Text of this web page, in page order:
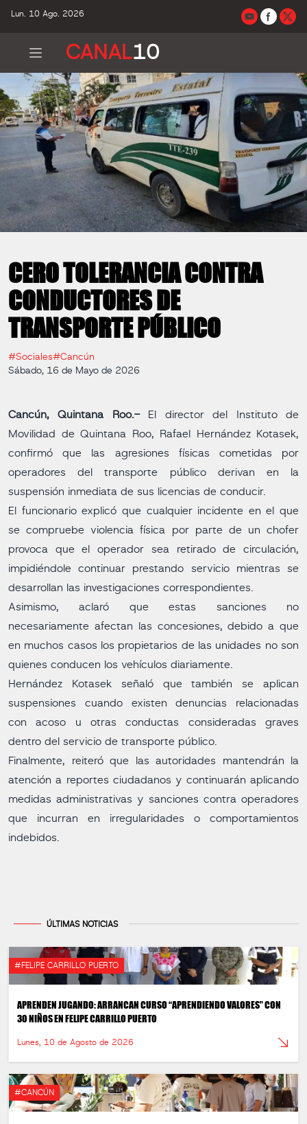
Lun. 10 Ago. 2026
CANAL10
CERO TOLERANCIA CONTRA
CONDUCTORES DE
TRANSPORTE PÚBLICO
#Sociales#Cancún
Sábado, 16 de Mayo de 2026
Cancún, Quintana Roo.-
El director del Instituto de
Movilidad de Quintana Roo, Rafael Hernández Kotasek,
confirmó que las agresiones físicas cometidas por
operadores del transporte público derivan en la
suspensión inmediata de sus licencias de conducir.
El funcionario explicó que cualquier incidente en el que
se compruebe violencia física por parte de un chofer
provoca que el operador sea retirado de circulación,
impidiéndole continuar prestando servicio mientras se
desarrollan las investigaciones correspondientes.
Asimismo, aclaró que estas sanciones no
necesariamente afectan las concesiones, debido a que
en muchos casos los propietarios de las unidades no son
quienes conducen los vehículos diariamente.
Hernández Kotasek señaló que también se aplican
suspensiones cuando existen denuncias relacionadas
con acoso u otras conductas consideradas graves
dentro del servicio de transporte público.
Finalmente, reiteró que las autoridades mantendrán la
atención a reportes ciudadanos y continuarán aplicando
medidas administrativas y sanciones contra operadores
que incurran en irregularidades o comportamientos
indebidos.
ÚLTIMAS NOTICIAS
#FELIPE CARRILLO PUERTO
APRENDEN JUGANDO: ARRANCAN CURSO “APRENDIENDO VALORES” CON
30 NIÑOS EN FELIPE CARRILLO PUERTO
Lunes, 10 de Agosto de 2026
#CANCÚN